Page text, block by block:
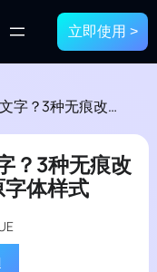
立即使用 >
方法，支持保持原字体样式
？3种无痕改
体样式